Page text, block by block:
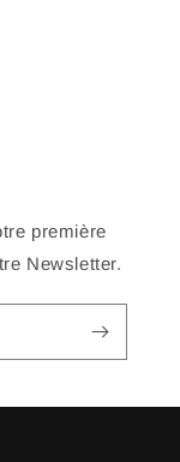
première
Newsletter.